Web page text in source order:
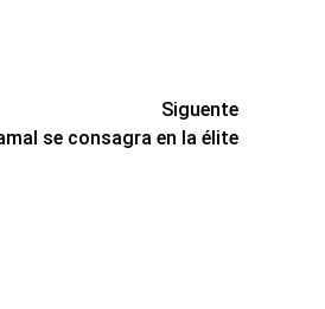
Siguente
se consagra en la élite